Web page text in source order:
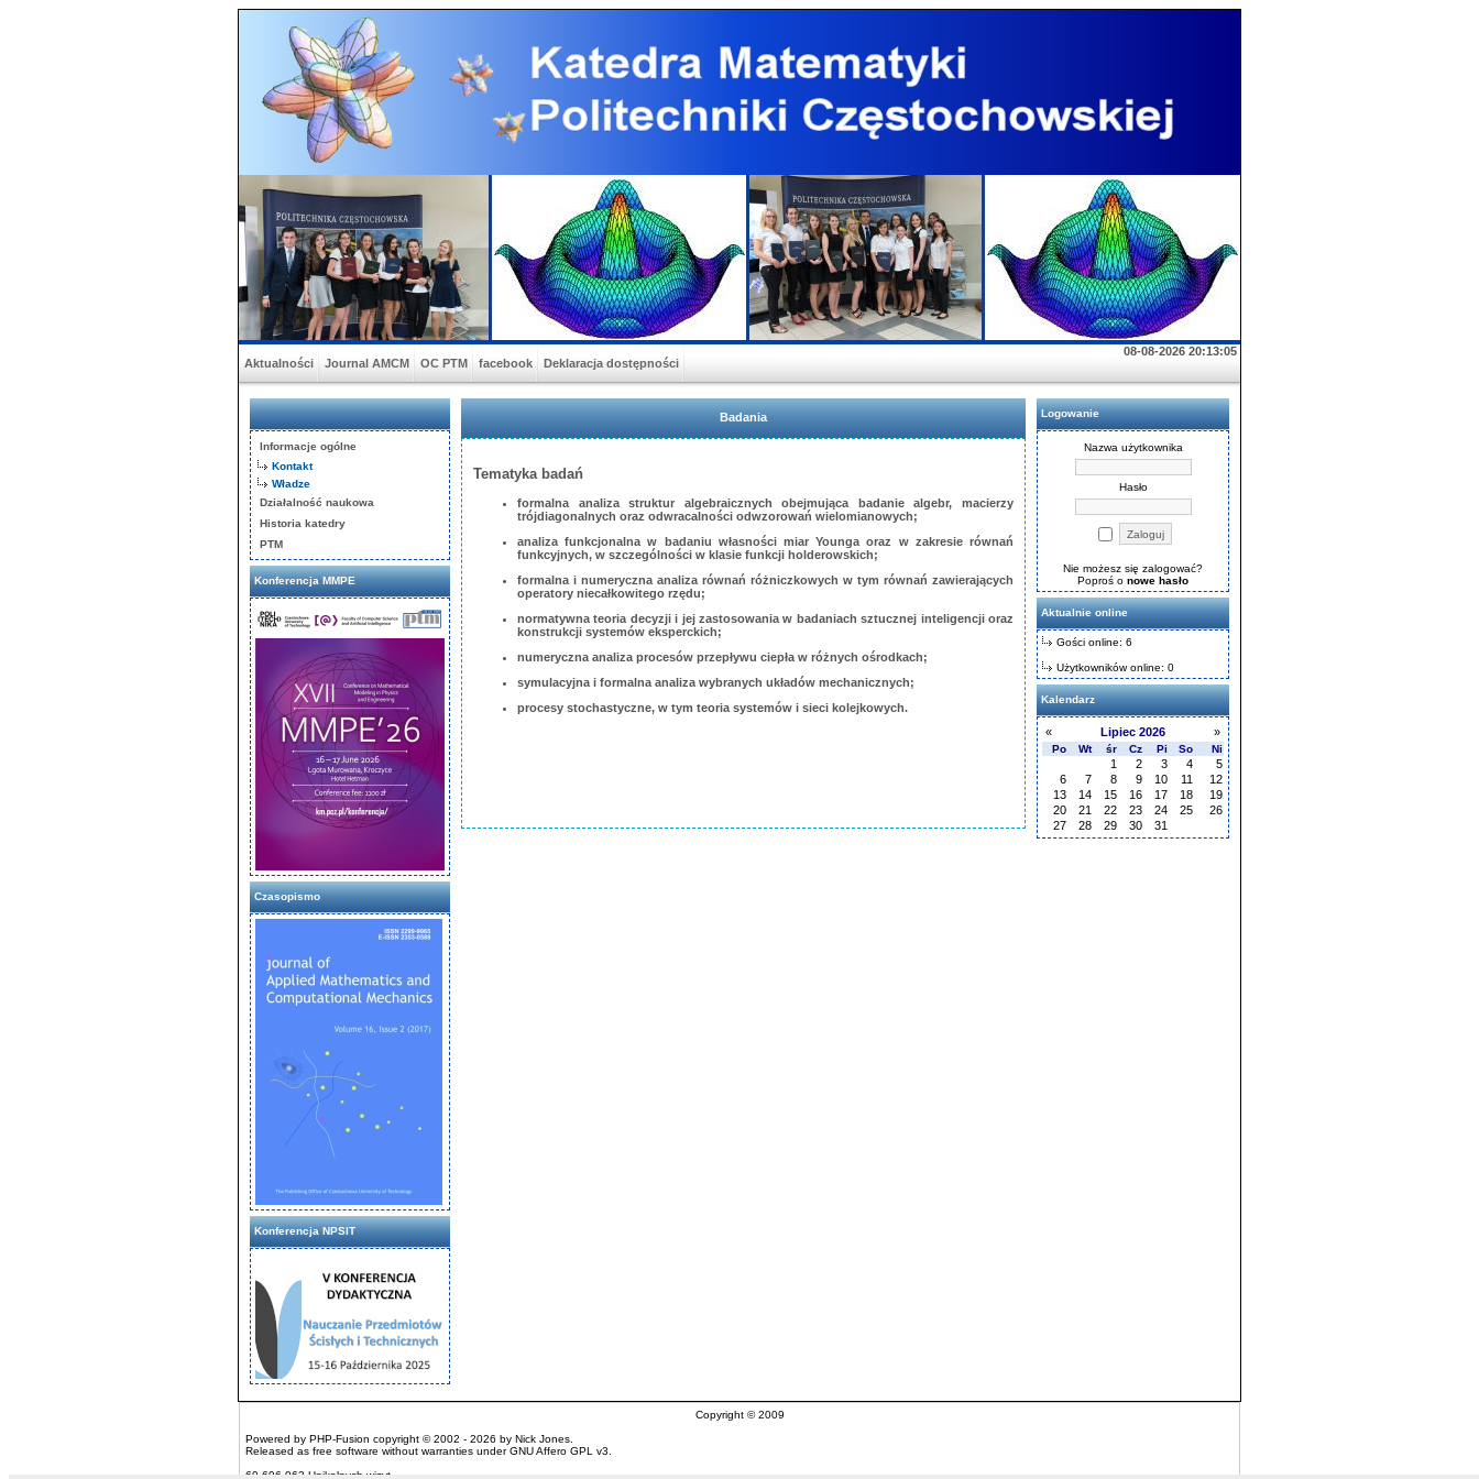
Aktualności Journal AMCM OC PTM facebook Deklaracja dostępności
08-08-2026 20:13:05
Informacje ogólne
Kontakt
Władze
Działalność naukowa
Historia katedry
PTM
Konferencja MMPE
Czasopismo
Konferencja NPSIT
Badania
Tematyka badań
formalna analiza struktur algebraicznych obejmująca badanie algebr, macierzy
trójdiagonalnych oraz odwracalności odwzorowań wielomianowych;
analiza funkcjonalna w badaniu własności miar Younga oraz w zakresie równań
funkcyjnych, w szczególności w klasie funkcji holderowskich;
formalna i numeryczna analiza równań różniczkowych w tym równań zawierających
operatory niecałkowitego rzędu;
normatywna teoria decyzji i jej zastosowania w badaniach sztucznej inteligencji oraz
konstrukcji systemów eksperckich;
numeryczna analiza procesów przepływu ciepła w różnych ośrodkach;
symulacyjna i formalna analiza wybranych układów mechanicznych;
procesy stochastyczne, w tym teoria systemów i sieci kolejkowych.
Logowanie
Nazwa użytkownika
Hasło
Nie możesz się zalogować?
Poproś o nowe hasło
Aktualnie online
Gości online: 6
Użytkowników online: 0
Kalendarz
« Lipiec 2026 »
Po Wt śr Cz Pi So Ni
1 2 3 4
5
6
7 8 9 10 11
12
13
14 15 16 17 18
19
20
21 22 23 24 25
26
27
28 29 30 31
Copyright © 2009
Powered by PHP-Fusion copyright © 2002 - 2026 by Nick Jones.
Released as free software without warranties underGNU Affero GPL
v3.
69,696,963 Unikalnych wizyt